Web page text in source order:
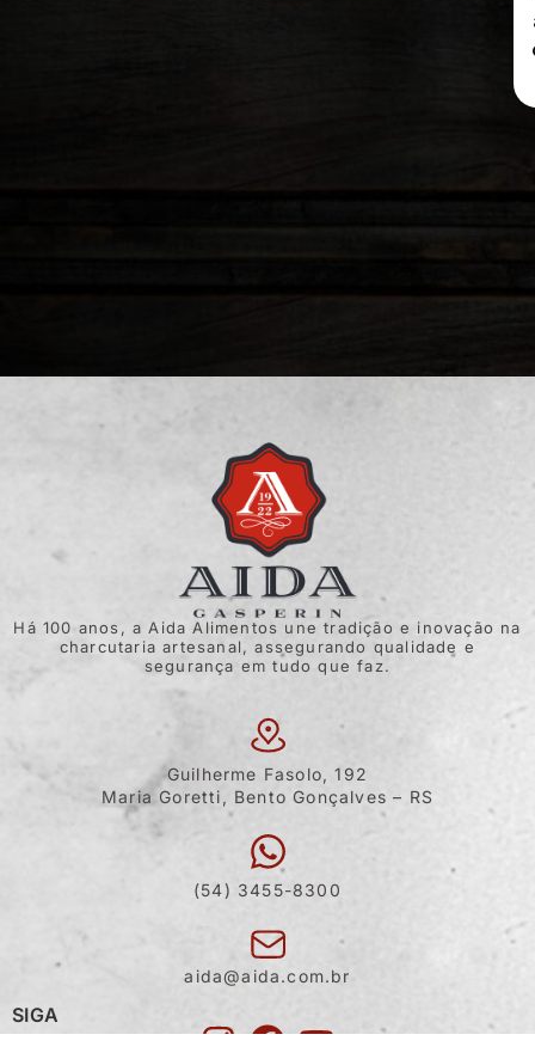
Guilherme Fasolo, 192
Maria Goretti, Bento Gonçalves – RS
(54) 3455-8300
aida@aida.com.br
SIGA
Há 100 anos, a Aida Alimentos une tradição e inovação na
charcutaria artesanal, assegurando qualidade e
segurança em tudo que faz.